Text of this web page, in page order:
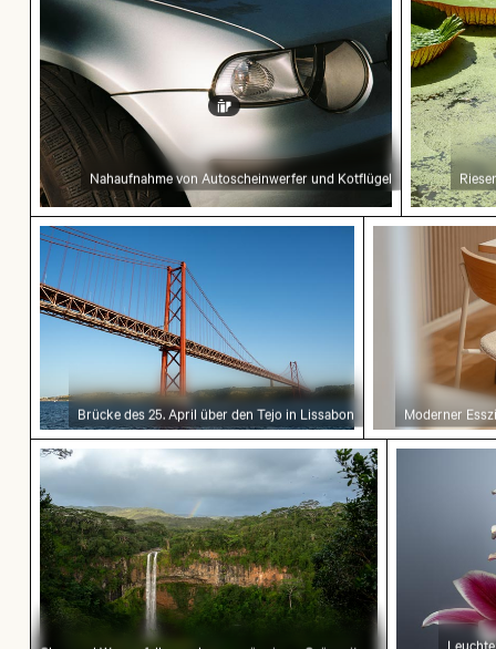
Nahaufnahme von Autoscheinwerfer und Kotflügel
Brücke des 25. April über den Tejo in Lissabon
Brücke des 25. April über den Tejo in Lissabon
Moderner
Moderner
Chamarel Wasserfall umgeben von üppigem